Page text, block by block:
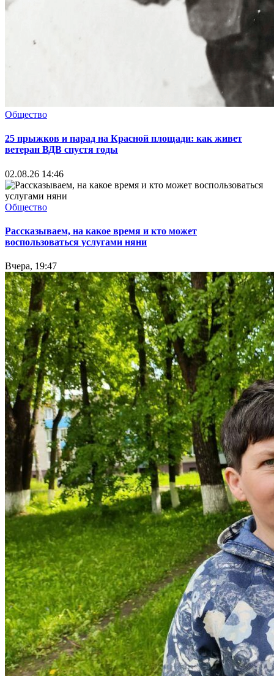
Общество
25 прыжков и парад на Красной площади: как живет
ветеран ВДВ спустя годы
02.08.26 14:46
Общество
Рассказываем, на какое время и кто может
воспользоваться услугами няни
Вчера, 19:47